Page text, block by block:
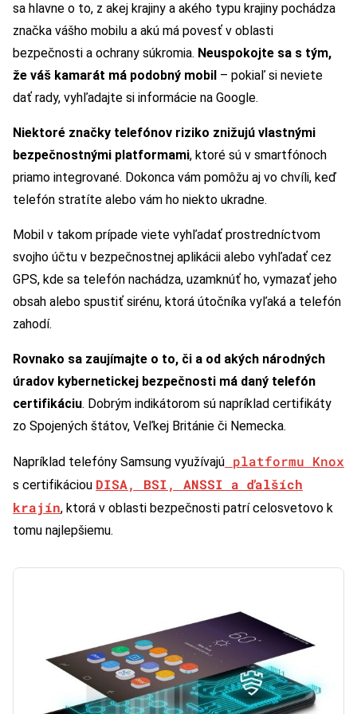
sa hlavne o to, z akej krajiny a akého typu krajiny pochádza
značka vášho mobilu a akú má povesť v oblasti
bezpečnosti a ochrany súkromia. Neuspokojte sa s tým,
že váš kamarát má podobný mobil – pokiaľ si neviete
dať rady, vyhľadajte si informácie na Google.
Niektoré značky telefónov riziko znižujú vlastnými
bezpečnostnými platformami, ktoré sú v smartfónoch
priamo integrované. Dokonca vám pomôžu aj vo chvíli, keď
telefón stratíte alebo vám ho niekto ukradne.
Mobil v takom prípade viete vyhľadať prostredníctvom
svojho účtu v bezpečnostnej aplikácii alebo vyhľadať cez
GPS, kde sa telefón nachádza, uzamknúť ho, vymazať jeho
obsah alebo spustiť sirénu, ktorá útočníka vyľaká a telefón
zahodí.
Rovnako sa zaujímajte o to, či a od akých národných
úradov kybernetickej bezpečnosti má daný telefón
certifikáciu. Dobrým indikátorom sú napríklad certifikáty
zo Spojených štátov, Veľkej Británie či Nemecka.
Napríklad telefóny Samsung využívajú platformu Knox
s certifikáciou DISA, BSI, ANSSI a ďalších
krajín, ktorá v oblasti bezpečnosti patrí celosvetovo k
tomu najlepšiemu.